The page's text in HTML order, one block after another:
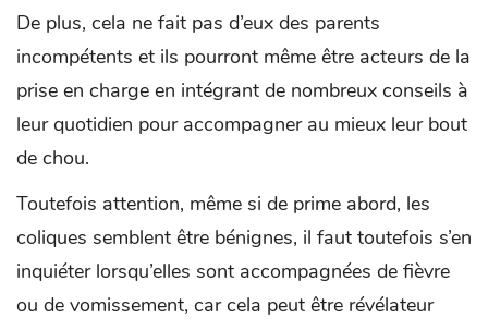
De plus, cela ne fait pas d’eux des parents
incompétents et ils pourront même être acteurs de la
prise en charge en intégrant de nombreux conseils à
leur quotidien pour accompagner au mieux leur bout
de chou.
Toutefois attention, même si de prime abord, les
coliques semblent être bénignes, il faut toutefois s’en
inquiéter lorsqu’elles sont accompagnées de fièvre
ou de vomissement, car cela peut être révélateur